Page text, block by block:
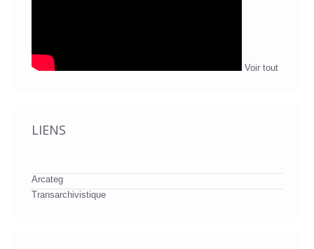
Voir tout
LIENS
Arcateg
Transarchivistique